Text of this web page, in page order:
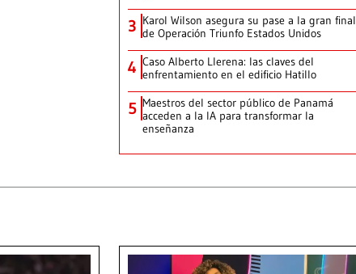
3 Karol Wilson asegura su pase a la gran final
de Operación Triunfo Estados Unidos
4 Caso Alberto Llerena: las claves del
enfrentamiento en el edificio Hatillo
5 Maestros del sector público de Panamá
acceden a la IA para transformar la
enseñanza